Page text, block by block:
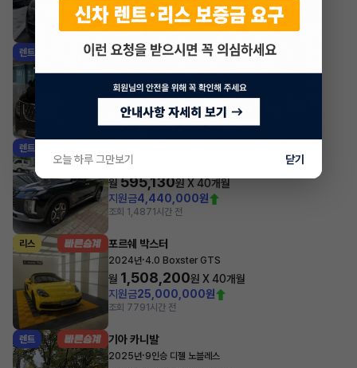
지원금31,860,000원
조회 6851시간 전
렌트 기아 카니발
월681,890원 X35개월
조회 1,003 1시간 전
렌트
2024년
월 595,130원 X 40개월
지원금4,440,000원
조회 1,4871시간 전
리스 포르쉐 박스터
2024년·4.0 Boxster GTS
월 1,508,200원 X40개월
지원금25,000,000원
조회 7791시간 전
렌트 기아 카니발
2025년·9인승 디젤 노블레스
오늘 하루 그만보기 닫기